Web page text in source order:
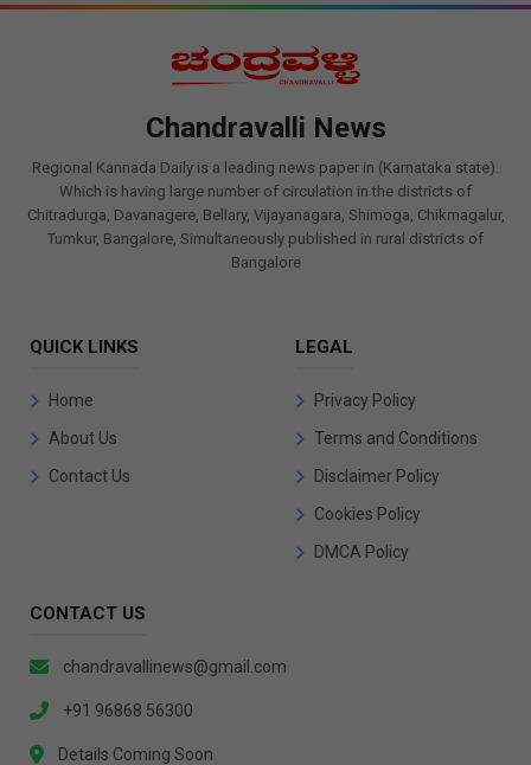
Chandravalli News
Regional Kannada Daily is a leading news paper in (Karnataka state).
Which is having large number of circulation in the districts of
Chitradurga, Davanagere, Bellary, Vijayanagara, Shimoga, Chikmagalur,
Tumkur, Bangalore, Simultaneously published in rural districts of
Bangalore
QUICK LINKS
Home
About Us
Contact Us
LEGAL
Privacy Policy
Terms and Conditions
Disclaimer Policy
Cookies Policy
DMCA Policy
CONTACT US
chandravallinews@gmail.com
+91 96868 56300
Details Coming Soon